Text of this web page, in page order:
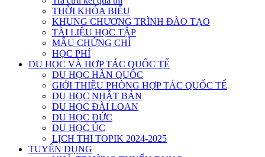
THỜI KHÓA BIỂU
KHUNG CHƯƠNG TRÌNH ĐÀO TẠO
TÀI LIỆU HỌC TẬP
MẪU CHỨNG CHỈ
HỌC PHÍ
DU HỌC VÀ HỢP TÁC QUỐC TẾ
DU HỌC HÀN QUỐC
GIỚI THIỆU PHÒNG HỢP TÁC QUỐC TẾ
DU HỌC NHẬT BẢN
DU HỌC ĐÀI LOAN
DU HỌC ĐỨC
DU HỌC ÚC
LỊCH THI TOPIK 2024-2025
TUYỂN DỤNG